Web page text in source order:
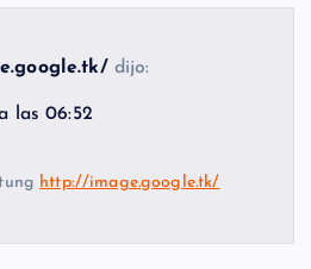
dijo:
las 06:52
http://image.google.tk/